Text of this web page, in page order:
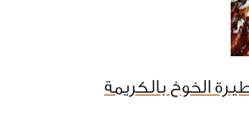
الخوخ بالكريمة